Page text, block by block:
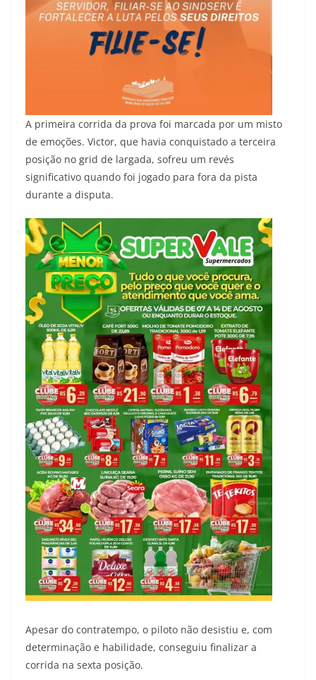
A primeira corrida da prova foi marcada por um misto
de emoções. Victor, que havia conquistado a terceira
posição no grid de largada, sofreu um revés
significativo quando foi jogado para fora da pista
durante a disputa.
Apesar do contratempo, o piloto não desistiu e, com
determinação e habilidade, conseguiu finalizar a
corrida na sexta posição.